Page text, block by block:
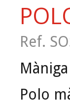
Ref.
Polo